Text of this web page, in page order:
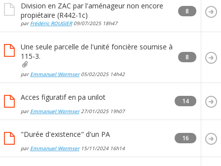
Division en ZAC par l'aménageur non encore
propiétaire (R442-1c)
par Frédéric ROUGIER09/07/2025 18h47
8
Une seule parcelle de l'unité foncière soumise à
115-3.
par Emmanuel Wormser05/02/2025 14h42
8
Acces figuratif en pa unilot
par Emmanuel Wormser27/01/2025 19h07
14
"Durée d'existence" d'un PA
par Emmanuel Wormser15/11/2024 16h14
16